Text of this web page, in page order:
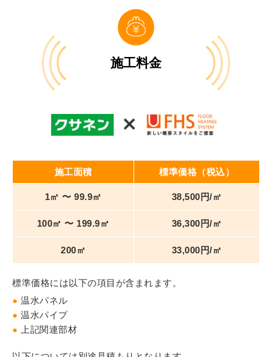
施工料金
施工面積 標準価格（税込）
1㎡ 〜 99.9㎡ 38,500円/㎡
100㎡ 〜 199.9㎡ 36,300円/㎡
200㎡ 33,000円/㎡
標準価格には以下の項目が含まれます。
● 温水パネル
● 温水パイプ
● 上記関連部材